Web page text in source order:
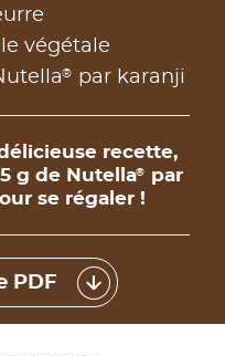
végétale
® par karanji
recette,
g de Nutella®
par
se régaler !
PDF